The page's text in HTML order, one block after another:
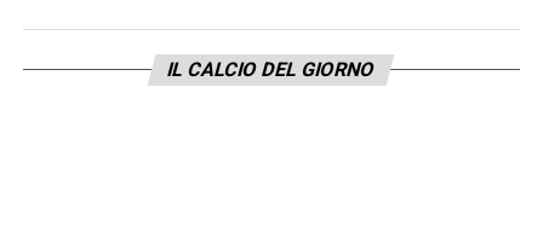
IL CALCIO DEL GIORNO